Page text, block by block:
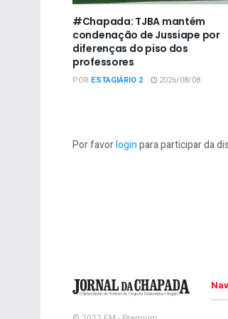
#Chapada: TJBA mantém
condenação de Jussiape por
diferenças do piso dos
professores
POR ESTAGIÁRIO 2 2026/08/08
Por favorloginpara participar da